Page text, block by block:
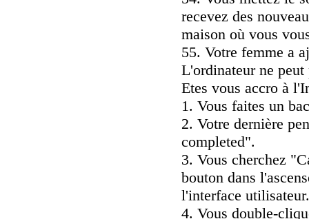
recevez des
maison où vous
55. Votre femme a
L'ordinateur ne
Etes vous accro à
1. Vous faites un
2. Votre dernière
completed".
3. Vous cherchez
bouton dans
l'interface utilisateur.
4. Vous double-